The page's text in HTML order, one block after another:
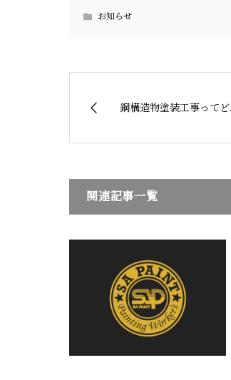
お知らせ
鋼構造物塗装工事ってど
関連記事一覧